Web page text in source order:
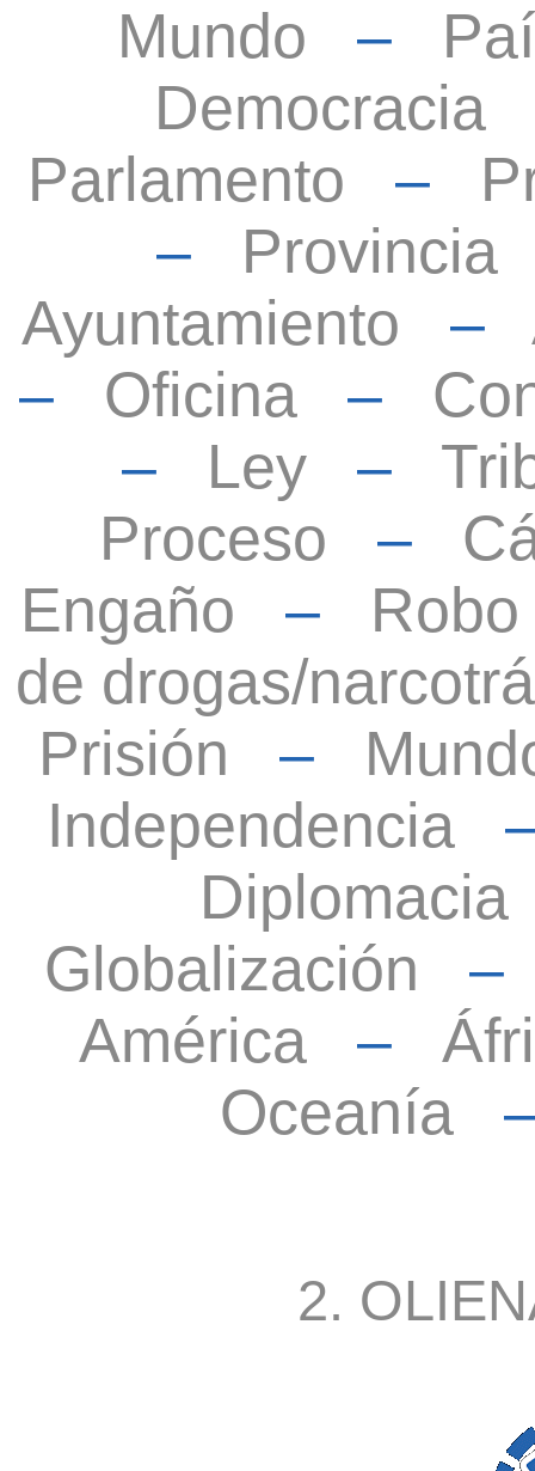
Mundo –
Democracia
Parlamento –
– Provincia
Ayuntamiento –
– Oficina –
– Ley –
Proceso –
Engaño – Robo
de drogas/
Prisión –
Independencia
Diplomacia
Globalización
América–
Oceanía
2.